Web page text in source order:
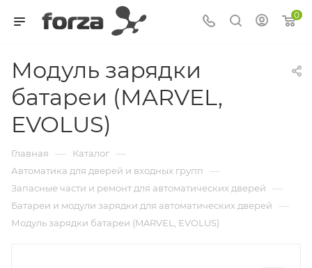
0
Модуль зарядки
батареи (MARVEL,
EVOLUS)
Главная — Каталог —
Автоматика для дверей и входных групп —
Запасные части и ремонт для автоматических дверей —
Батареи и модули зарядки для автоматических дверей —
Модуль зарядки батареи (MARVEL, EVOLUS)